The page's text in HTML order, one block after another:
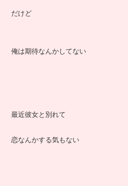
だけど
俺は期待なんかしてない
最近彼女と別れて
恋なんかする気もない